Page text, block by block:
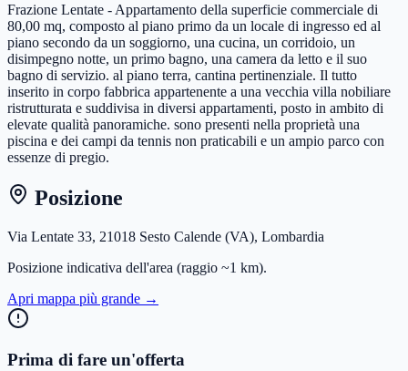
Frazione Lentate - Appartamento della superficie commerciale di
80,00 mq, composto al piano primo da un locale di ingresso ed al
piano secondo da un soggiorno, una cucina, un corridoio, un
disimpegno notte, un primo bagno, una camera da letto e il suo
bagno di servizio. al piano terra, cantina pertinenziale. Il tutto
inserito in corpo fabbrica appartenente a una vecchia villa nobiliare
ristrutturata e suddivisa in diversi appartamenti, posto in ambito di
elevate qualità panoramiche. sono presenti nella proprietà una
piscina e dei campi da tennis non praticabili e un ampio parco con
essenze di pregio.
Posizione
Via Lentate 33, 21018 Sesto Calende (VA), Lombardia
Posizione indicativa dell'area (raggio ~1 km).
Apri mappa più grande →
Prima di fare un'offerta